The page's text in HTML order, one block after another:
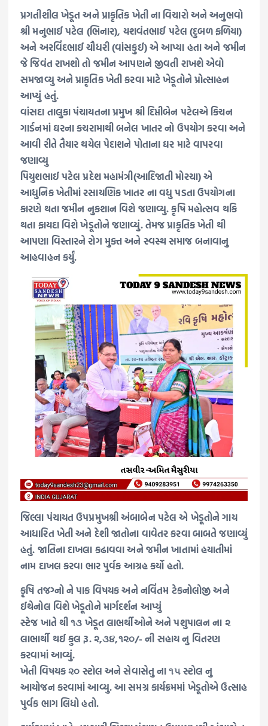
પ્રગતીશીલ ખેડૂત અને પ્રાકૃતિક ખેતી ના વિચારો અને અનુભવો
શ્રી મનુભાઈ પટેલ (ભિનાર), યશવંતભાઈ પટેલ (દુબળ ફળિયા)
અને અરવિંદભાઈ ચૌધરી (વાંસકુઈ) એ આપ્યા હતા અને જમીન
જે જિવંત રાખશો તો જમીન આપણને જીવતી રાખશે એવો
સમજાવ્યુ અને પ્રાકૃતિક ખેતી કરવા માટે ખેડૂતોને પ્રોત્સાહન
આપ્યું હતું.
વાંસદા તાલુકા પંચાયતના પ્રમુખ શ્રી દિપ્તીબેન પટેલએ કિચન
ગાર્ડનમાં ઘરના કચરામાથી બનેલ ખાતર નો ઉપયોગ કરવા અને
આવી રીતે તૈયાર થયેલ પેદાશને પોતાના ઘર માટે વાપરવા
જણાવ્યુ
પિયુશભાઈ પટેલ પ્રદેશ મહામંત્રી(આદિજાતી મોરચા) એ
આધુનિક ખેતીમાં રસાયણિક ખાતર ના વધુ પડતા ઉપયોગના
કારણે થતા જમીન નુકશાન વિશે જણાવ્યુ. કૃષિ મહોત્સવ થકિ
થતા ફાયદા વિશે ખેડૂતોને જણાવ્યું. તેમજ પ્રાકૃતિક ખેતી થી
આપણા વિસ્તારને રોગ મુક્ત અને સ્વસ્થ સમાજ બનાવાનુ
આહવાહન કર્યું.
જિલ્લા પંચાયત ઉપપ્રમુખશ્રી અંબાબેન પટેલ એ ખેડૂતોને ગાય
આધારિત ખેતી અને દેશી જાતોના વાવેતર કરવા બાબતે જણાવ્યું
હતું. જાતિના દાખલા કઢાવવા અને જમીન ખાતામાં હયાતીમાં
નામ દાખલ કરવા ભાર પુર્વક આગ્રહ કર્યો હતો.
કૃષિ તજગ્નો ને પાક વિષયક અને નવિંતમ ટેકનોલોજી અને
ઈથેનોલ વિશે ખેડૂતોને માર્ગદર્શન આપ્યું
સ્ટેજ ખાતે થી ૧૩ ખેડૂત લાભર્થીઓને અને પશુપાલન ના ૨
લાભાર્થી થઈ કુલ રૂ. ૨,૩૪,૧૨૦/- ની સહાય નુ વિતરણ
કરવામાં આવ્યું.
ખેતી વિષયક ૨૦ સ્ટોલ અને સેવાસેતુ ના ૧૫ સ્ટોલ નુ
આયોજન કરવામાં આવ્યુ. આ સમગ્ર કાર્યક્રમમાં ખેડૂતોએ ઉત્સાહ
પુર્વક ભાગ લિધો હતો.